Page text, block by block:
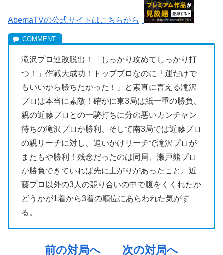
AbemaTVの公式サイトはこちらから
滝沢プロ連敗脱出！「しっかり攻めてしっかり打
つ！」作戦大成功！トッププロなのに「運だけで
もいいから勝ちたかった！」と素直に言える滝沢
プロは本当に素敵！確かに東3局は紙一重の勝負、
親の近藤プロとの一騎打ちに分の悪いカンチャン
待ちの滝沢プロが勝利、そして南3局では近藤プロ
の親リーチに対し、追いかけリーチで滝沢プロが
またもや勝利！残念だったのは同局、瀬戸熊プロ
が勝負できていれば先に上がりがあったこと。近
藤プロ以外の3人の競り合いの中で腹をくくれたか
どうかが1着から3着の順位にあらわれた気がす
る。
前の対局へ 次の対局へ